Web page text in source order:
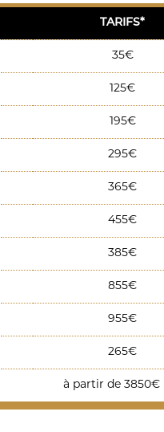
TARIFS*
35€
125€
195€
295€
365€
455€
385€
855€
955€
265€
à partir de 3850€